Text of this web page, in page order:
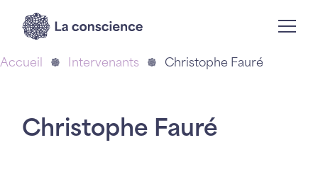
Accueil Intervenants Christophe Fauré
Christophe Fauré